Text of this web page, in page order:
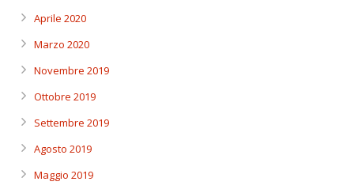
Aprile 2020
Marzo 2020
Novembre 2019
Ottobre 2019
Settembre 2019
Agosto 2019
Maggio 2019